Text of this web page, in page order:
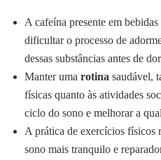
A cafeína presente em
dificultar o processo de
dessas substâncias antes de
Manter uma rotina saudável,
físicas quanto às atividades
ciclo do sono e melhorar a
A prática de exercícios físicos
sono mais tranquilo e